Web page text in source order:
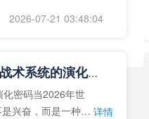
2026-07-21 03:48:04
**从熵增到自组织：2026世界杯小组赛战术系统的演化密码**
密码当2026年世
兴奋，而是一种深 详情